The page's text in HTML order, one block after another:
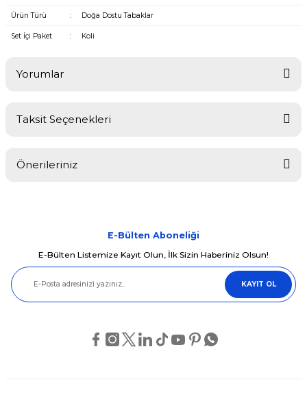
Ürün Türü : Doğa Dostu Tabaklar
Set İçi Paket : Koli
Yorumlar
Taksit Seçenekleri
Önerileriniz
Görüş ve önerileriniz için teşekkür ederiz.
Ürün resmi kalitesiz, bozuk veya görüntülenemiyor.
Ürün açıklamasında eksik bilgiler bulunuyor.
Bu ürüne benzer farklı alternatifler olmalı.
E-Bülten Aboneliği
E-Bülten Listemize Kayıt Olun, İlk Sizin Haberiniz Olsun!
KAYIT OL